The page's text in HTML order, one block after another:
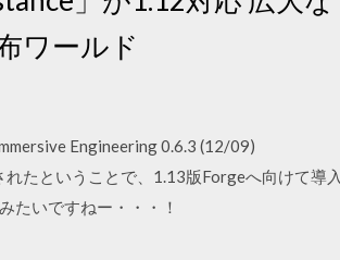
ワールド
Engineering 0.6.3 (12/09)
たということで、1.13版Forgeへ向けて導入
たいですねー・・・！